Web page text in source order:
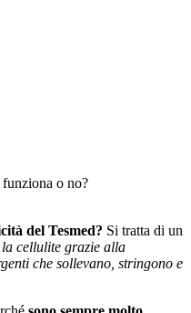
o no?
del Tesmed? Si tratta di un
cellulite grazie alla
che sollevano, stringono e